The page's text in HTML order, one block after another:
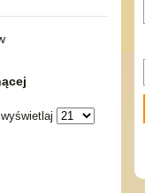
wyświetlaj